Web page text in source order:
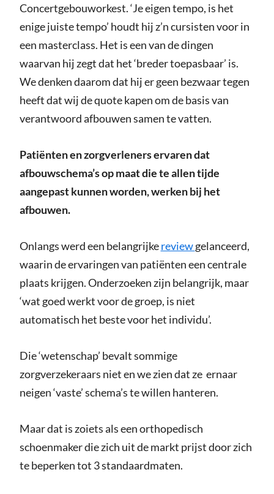
Concertgebouworkest. ‘Je eigen tempo, is het
enige juiste tempo’ houdt hij z’n cursisten voor in
een masterclass. Het is een van de dingen
waarvan hij zegt dat het ‘breder toepasbaar’ is.
We denken daarom dat hij er geen bezwaar tegen
heeft dat wij de quote kapen om de basis van
verantwoord afbouwen samen te vatten.
Patiënten en zorgverleners ervaren dat
afbouwschema’s op maat die te allen tijde
aangepast kunnen worden, werken bij het
afbouwen.
Onlangs werd een belangrijkereviewgelanceerd,
waarin de ervaringen van patiënten een centrale
plaats krijgen. Onderzoeken zijn belangrijk, maar
‘wat goed werkt voor de groep, is niet
automatisch het beste voor het individu’.
Die ‘wetenschap’ bevalt sommige
zorgverzekeraars niet en we zien dat ze ernaar
neigen ‘vaste’ schema’s te willen hanteren.
Maar dat is zoiets als een orthopedisch
schoenmaker die zich uit de markt prijst door zich
te beperken tot 3 standaardmaten.